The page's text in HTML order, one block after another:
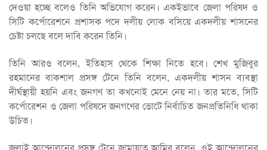
দেওয়া হচ্ছে বলেও তিনি অভিযোগ করেন। একইভাবে জেলা পরিষদ ও
সিটি কর্পোরেশনে প্রশাসক পদে দলীয় লোক বসিয়ে একদলীয় শাসনের
চেষ্টা চলছে বলে দাবি করেন তিনি।
তিনি আরও বলেন, ইতিহাস থেকে শিক্ষা নিতে হবে। শেখ মুজিবুর
রহমানের বাকশাল প্রসঙ্গ টেনে তিনি বলেন, একদলীয় শাসন ব্যবস্থা
দীর্ঘস্থায়ী হয়নি এবং জনগণ তা কখনোই মেনে নেয় না। তার মতে, সিটি
কর্পোরেশন ও জেলা পরিষদে জনগণের ভোটে নির্বাচিত জনপ্রতিনিধি থাকা
উচিত।